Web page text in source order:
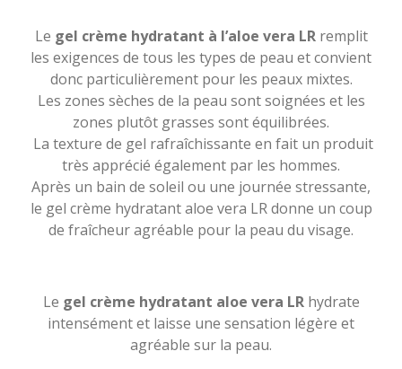
Le gel crème hydratant à l’aloe vera LRremplit
les exigences de tous les types de peau et convient
donc particulièrement pour les peaux mixtes.
Les zones sèches de la peau sont soignées et les
zones plutôt grasses sont équilibrées.
La texture de gel rafraîchissante en fait un produit
très apprécié également par les hommes.
Après un bain de soleil ou une journée stressante,
le gel crème hydratant aloe vera LR donne un coup
de fraîcheur agréable pour la peau du visage.
Le gel crème hydratant aloe vera LRhydrate
intensément et laisse une sensation légère et
agréable sur la peau.